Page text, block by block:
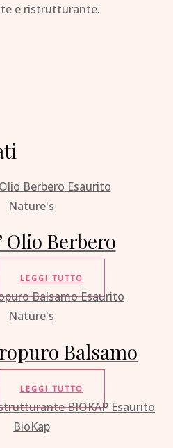
e ristrutturante.
Esaurito
Nature's
Olio Berbero
LEGGI TUTTO
Esaurito
Nature's
Balsamo
LEGGI TUTTO
Esaurito
BioKap